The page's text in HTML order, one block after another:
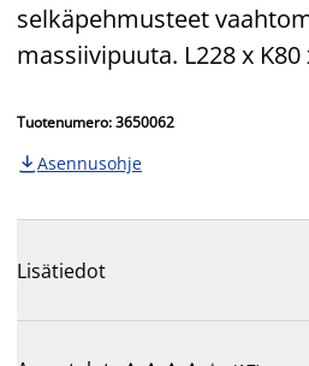
selkäpehmusteet
massiivipuuta. L228 x K80
Tuotenumero: 3650062
 Asennusohje
Lisätiedot